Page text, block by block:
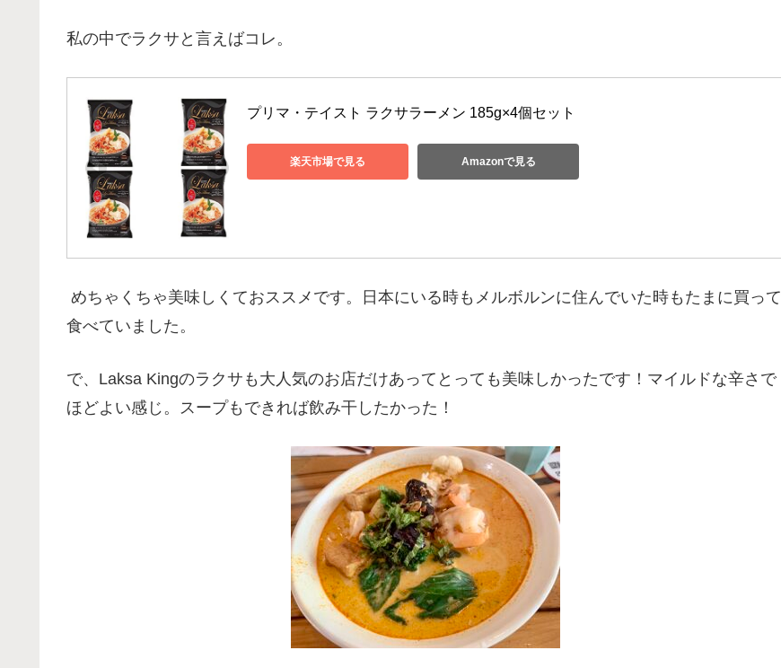
私の中でラクサと言えばコレ。
プリマ・テイスト ラクサラーメン 185g×4個セット
楽天市場で見る Amazonで見る
めちゃくちゃ美味しくておススメです。日本にいる時もメルボルンに住んでいた時もたまに買って
食べていました。
で、Laksa Kingのラクサも大人気のお店だけあってとっても美味しかったです！マイルドな辛さで
ほどよい感じ。スープもできれば飲み干したかった！